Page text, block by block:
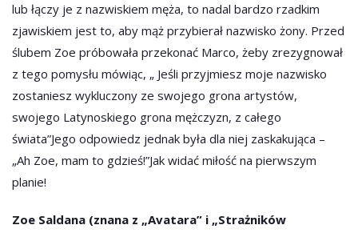
lub łączy je z nazwiskiem męża, to nadal bardzo rzadkim
zjawiskiem jest to, aby mąż przybierał nazwisko żony. Przed
ślubem Zoe próbowała przekonać Marco, żeby zrezygnował
z tego pomysłu mówiąc, „ Jeśli przyjmiesz moje nazwisko
zostaniesz wykluczony ze swojego grona artystów,
swojego Latynoskiego grona mężczyzn, z całego
świata”Jego odpowiedz jednak była dla niej zaskakująca –
„Ah Zoe, mam to gdzieś!”Jak widać miłość na pierwszym
planie!
Zoe Saldana (znana z „Avatara” i „Strażników